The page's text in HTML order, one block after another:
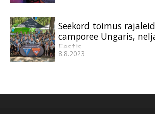
Seekord toimus
camporee Ungaris,
Eestis
8.8.2023